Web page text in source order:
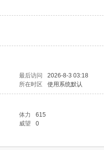
最后访问
2026-8-3 03:18
所在时区 使用系统默认
体力
615
威望
0